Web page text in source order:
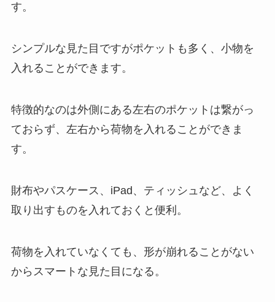
す。
シンプルな見た目ですがポケットも多く、小物を
入れることができます。
特徴的なのは外側にある左右のポケットは繋がっ
ておらず、左右から荷物を入れることができま
す。
財布やパスケース、iPad、ティッシュなど、よく
取り出すものを入れておくと便利。
荷物を入れていなくても、形が崩れることがない
からスマートな見た目になる。